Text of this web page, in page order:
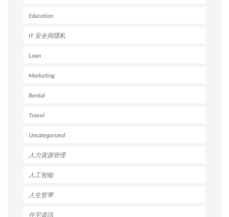
Education
IT 安全與隱私
Loan
Marketing
Rental
Travel
Uncategorized
人力資源管理
人工智能
人生哲學
住宅資訊